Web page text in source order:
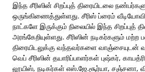
இந்த சீரிஸின் சிறப்புத் திரையிடலை
ஒருங்கிணைத்துள்ளது. சீரிஸ் ப்ரைம்
நாட்களே இருக்கும் நிலையில் இந்த சிறப்புத்
அரங்கேறியுள்ளது. சீரிஸின் நடிகர்களும் மற்ற
திரையிடலுக்கு வந்தவர்களை வாஞ்சையுடன்
வெப் சீரிஸின் தயாரிப்பாளர்கள் புஷ்கர்,
லூயிஸ், நடிகர்கள் எஸ்.ஜே.சூர்யா, சஞ்சனா,